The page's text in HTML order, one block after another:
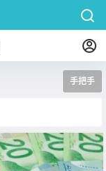
手把手